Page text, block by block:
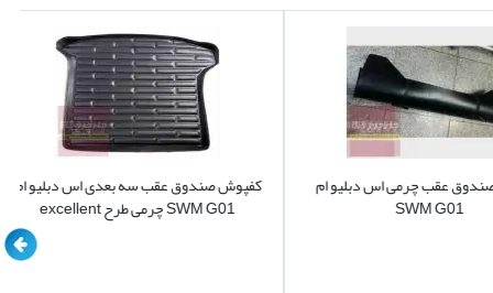
کفپوش صندوق عقب سه بعدی اس دبلیو ام
SWM G01 چرمی طرح excellent
عقب چرمی اس دبلیو ام
SWM G01